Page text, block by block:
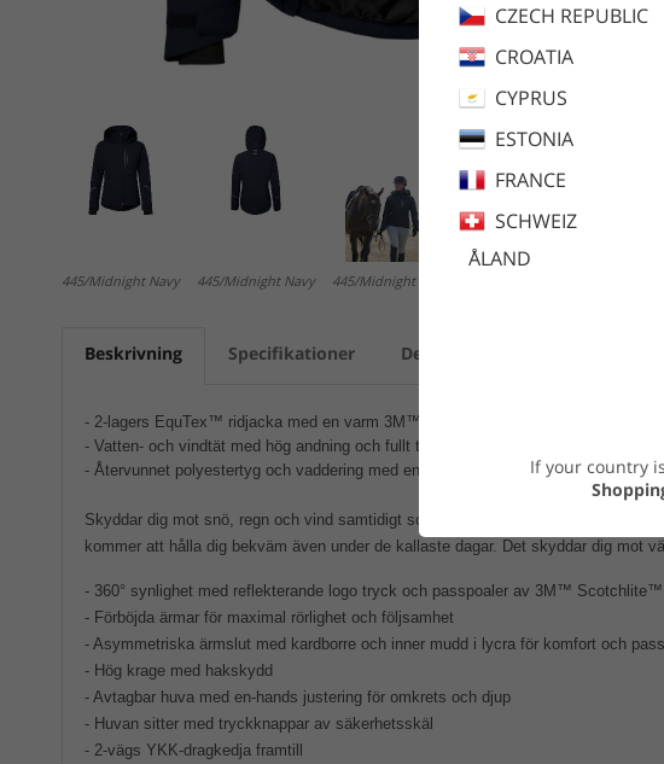
CZECH REPUBLIC
CROATIA
CYPRUS
ESTONIA
FRANCE
SCHWEIZ
ÅLAND
If your country
445/Midnight Navy 445/Midnight Navy 445/Midnight Navy
Beskrivning Specifikationer Dela
- 2-lagers EquTex™ ridjacka med en varm 3M™ Thinsulate™ lättviktsvaddering
- Vatten- och vindtät med hög andning och fullt tejpade sömmar
- Återvunnet polyestertyg och vaddering med en miljövänlig fluorocarbon fri DWR-
Skyddar dig mot snö, regn och vind samtidigt som fukt och överskottsvärme
kommer att hålla dig bekväm även under de kallaste dagar. Det skyddar dig mot
- 360° synlighet med reflekterande logo tryck och passpoaler av 3M™
- Förböjda ärmar för maximal rörlighet och följsamhet
- Asymmetriska ärmslut med kardborre och inner mudd i lycra för komfort och
- Hög krage med hakskydd
- Avtagbar huva med en-hands justering för omkrets och djup
- Huvan sitter med tryckknappar av säkerhetsskäl
- 2-vägs YKK-dragkedja framtill